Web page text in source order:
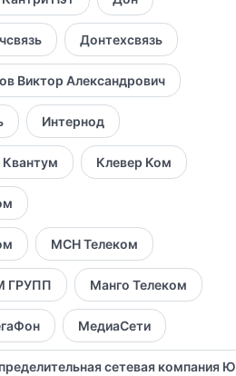
Донтехсвязь
Виктор Александрович
Интернод
Квантум Клевер Ком
МСН Телеком
ГРУПП Манго Телеком
МедиаСети
сетевая компания